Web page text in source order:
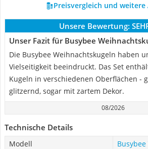
Preisvergleich und weitere
Unsere Bewertung:
Unser Fazit für Busybee
Die Busybee Weihnachtskugeln haben
Vielseitigkeit beeindruckt. Das Set
Kugeln in verschiedenen Oberflächen -
glitzernd, sogar mit zartem Dekor.
08/2026
Technische Details
Modell